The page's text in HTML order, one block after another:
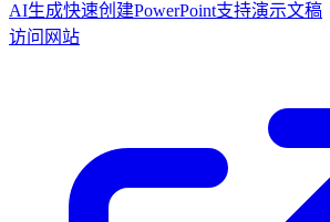
AI生成快速创建PowerPoint支持演示文稿
访问网站